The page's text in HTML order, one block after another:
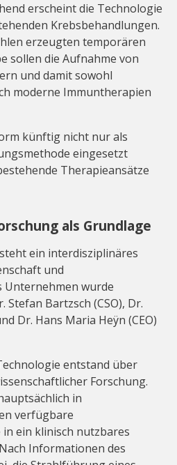
erscheint die Technologie
Krebsbehandlungen.
erzeugten temporären
sollen die Aufnahme von
und damit sowohl
moderne Immuntherapien
künftig nicht nur als
eingesetzt
Therapieansätze
als Grundlage
ein interdisziplinäres
und
Unternehmen wurde
Stefan Bartzsch (CSO), Dr.
Dr. Hans Maria Heÿn (CEO)
entstand über
Forschung.
in
verfügbare
ein klinisch nutzbares
Informationen des